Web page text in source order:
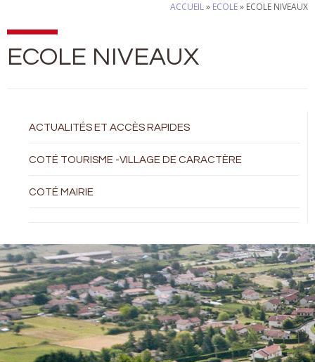
ACCUEIL» ECOLE» ECOLE NIVEAUX
ECOLE NIVEAUX
ACTUALITÉS ET ACCÈS RAPIDES
COTÉ TOURISME -VILLAGE DE CARACTÈRE
COTÉ MAIRIE